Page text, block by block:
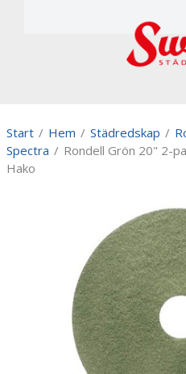
Start / Hem / Städredskap /
Spectra / Rondell Grön 20" 2-
Hako